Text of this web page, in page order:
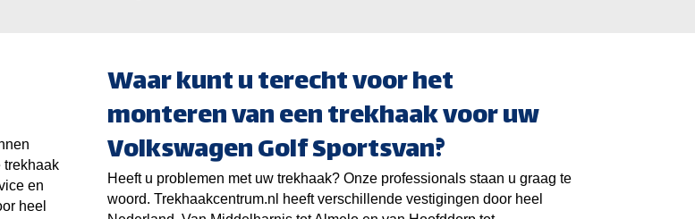
trekhaak
en
heel
Waar kunt u terecht voor het
monteren van een trekhaak voor uw
Volkswagen Golf Sportsvan?
Heeft u problemen met uw trekhaak? Onze professionals staan u graag te
woord. Trekhaakcentrum.nl heeft verschillende vestigingen door heel